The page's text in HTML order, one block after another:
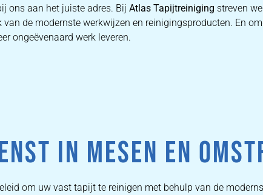
ons aan het juiste adres. Bij Atlas Tapijtreiniging streven
de modernste werkwijzen en reinigingsproducten. En
ongeëvenaard werk leveren.
IN MESEN EN
om uw vast tapijt te reinigen met behulp van de